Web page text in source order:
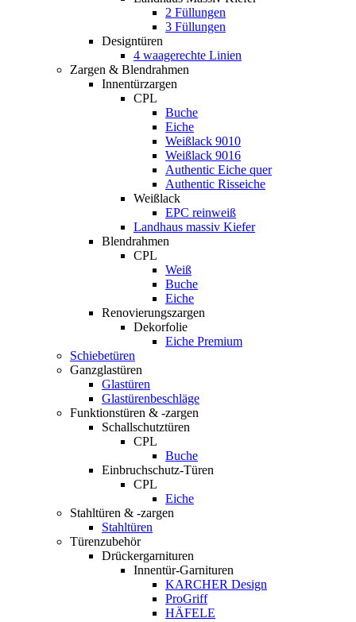
2 Füllungen
3 Füllungen
Designtüren
4 waagerechte Linien
Zargen & Blendrahmen
Innentürzargen
CPL
Buche
Eiche
Weißlack 9010
Weißlack 9016
Authentic Eiche quer
Authentic Risseiche
Weißlack
EPC reinweiß
Landhaus massiv Kiefer
Blendrahmen
CPL
Weiß
Buche
Eiche
Renovierungszargen
Dekorfolie
Eiche Premium
Schiebetüren
Ganzglastüren
Glastüren
Glastürenbeschläge
Funktionstüren & -zargen
Schallschutztüren
CPL
Buche
Einbruchschutz-Türen
CPL
Eiche
Stahltüren & -zargen
Stahltüren
Türenzubehör
Drückergarnituren
Innentür-Garnituren
KARCHER Design
ProGriff
HÄFELE